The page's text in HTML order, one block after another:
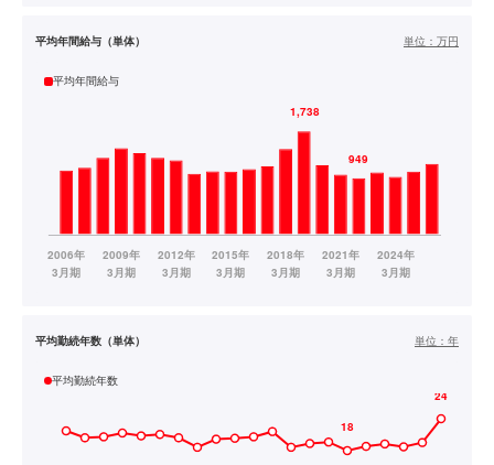
平均年間給与（単体） 単位： 万円
平均年間給与
平均勤続年数（単体） 単位： 年
平均勤続年数